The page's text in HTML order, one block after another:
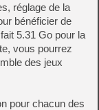
réglage de la
bénéficier de
5.31 Go pour la
vous pourrez
des jeux
pour chacun des